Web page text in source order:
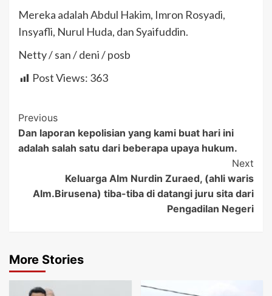
Mereka adalah Abdul Hakim, Imron Rosyadi,
Insyafli, Nurul Huda, dan Syaifuddin.
Netty / san / deni / posb
Post Views: 363
Post
Navigation
Previous
Dan laporan kepolisian yang kami buat hari ini
adalah salah satu dari beberapa upaya hukum.
Next
Keluarga Alm Nurdin Zuraed, (ahli waris
Alm.Birusena) tiba-tiba di datangi juru sita dari
Pengadilan Negeri
More Stories